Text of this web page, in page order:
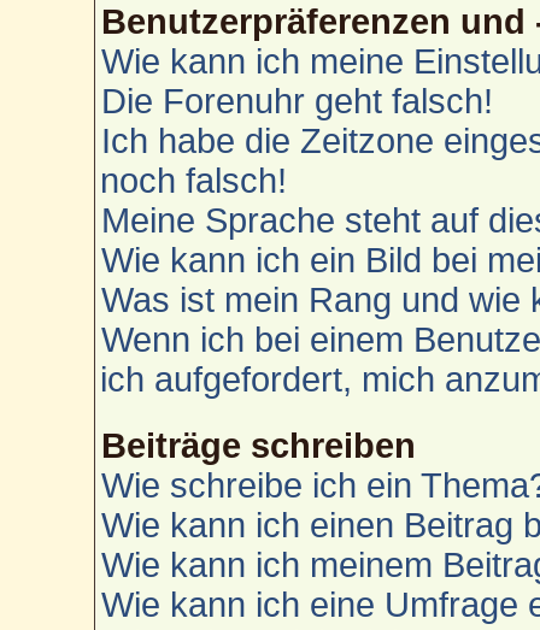
Benutzerpräferenzen
Wie kann ich meine
Die Forenuhr geht falsch!
Ich habe die Zeitzone
noch falsch!
Meine Sprache steht auf
Wie kann ich ein Bild bei
Was ist mein Rang und wie
Wenn ich bei einem
ich aufgefordert, mich
Beiträge schreiben
Wie schreibe ich ein
Wie kann ich einen Beitrag
Wie kann ich meinem
Wie kann ich eine Umfrage